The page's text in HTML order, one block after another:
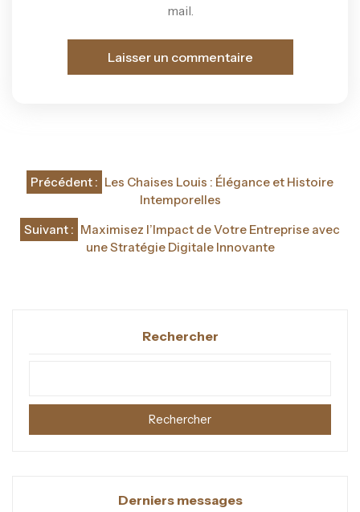
mail.
Navigation
l’article
Précédent : Les Chaises Louis : Élégance et Histoire
Intemporelles
Suivant : Maximisez l’Impact de Votre Entreprise avec
une Stratégie Digitale Innovante
Rechercher
Rechercher
Derniers messages